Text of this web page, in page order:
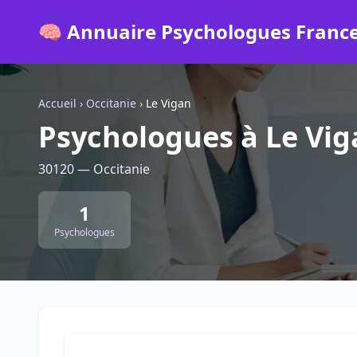
🧠 Annuaire Psychologues
Accueil › Occitanie › Le Vigan
Psychologues à Le
30120 — Occitanie
1
Psychologues